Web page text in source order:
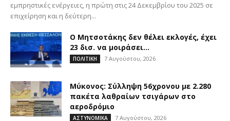
εμπρηστικές ενέργειες, η πρώτη στις 24 Δεκεμβρίου του 2025 σε
επιχείρηση και η δεύτερη...
Ο Μητσοτάκης δεν θέλει εκλογές, έχει
23 δισ. να μοιράσει…
ΠΟΛΙΤΙΚΗ 7 Αυγούστου, 2026
Μύκονος: Σύλληψη 56χρονου με 2.280
πακέτα λαθραίων τσιγάρων στο
αεροδρόμιο
ΑΣΤΥΝΟΜΙΚΑ 7 Αυγούστου, 2026